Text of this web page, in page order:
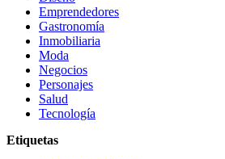
Emprendedores
Gastronomía
Inmobiliaria
Moda
Negocios
Personajes
Salud
Tecnología
Etiquetas